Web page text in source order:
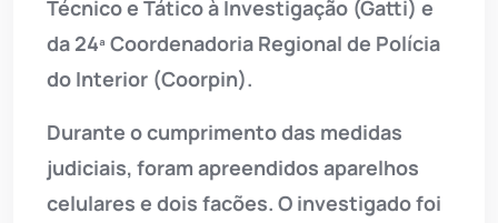
Técnico e Tático à Investigação (Gatti) e
da 24ª Coordenadoria Regional de Polícia
do Interior (Coorpin).
Durante o cumprimento das medidas
judiciais, foram apreendidos aparelhos
celulares e dois facões. O investigado foi